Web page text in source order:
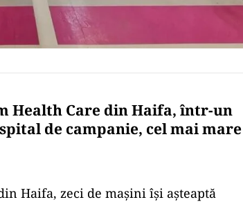
Health Care din Haifa, într-un
de campanie, cel mai mare
Haifa, zeci de mașini își așteaptă